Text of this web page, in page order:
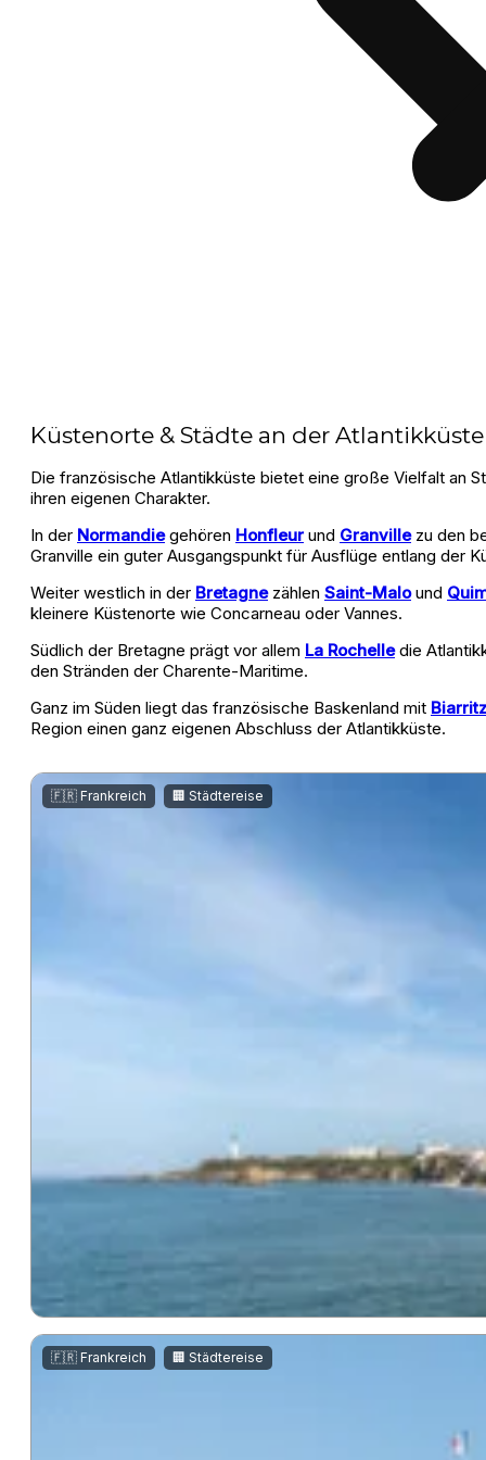
Küstenorte & Städte an der
Die französische Atlantikküste bietet eine große Vielfalt an
ihren eigenen Charakter.
In der Normandiegehören Honfleur und Granvillezu den
Granville ein guter Ausgangspunkt für Ausflüge entlang der
Weiter westlich in der Bretagnezählen Saint-Malound
kleinere Küstenorte wie Concarneau oder Vannes.
Südlich der Bretagne prägt vor allem La Rochelledie
den Stränden der Charente-Maritime.
Ganz im Süden liegt das französische Baskenland mit Biarritz
Region einen ganz eigenen Abschluss der Atlantikküste.
🇫🇷 Frankreich , 🏢 Städtereise
🇫🇷 Frankreich , 🏢 Städtereise